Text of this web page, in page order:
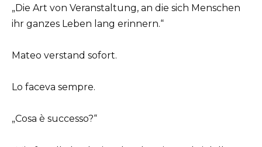
„Die Art von Veranstaltung, an die sich Menschen
ihr ganzes Leben lang erinnern.“
Mateo verstand sofort.
Lo faceva sempre.
„Cosa è successo?“